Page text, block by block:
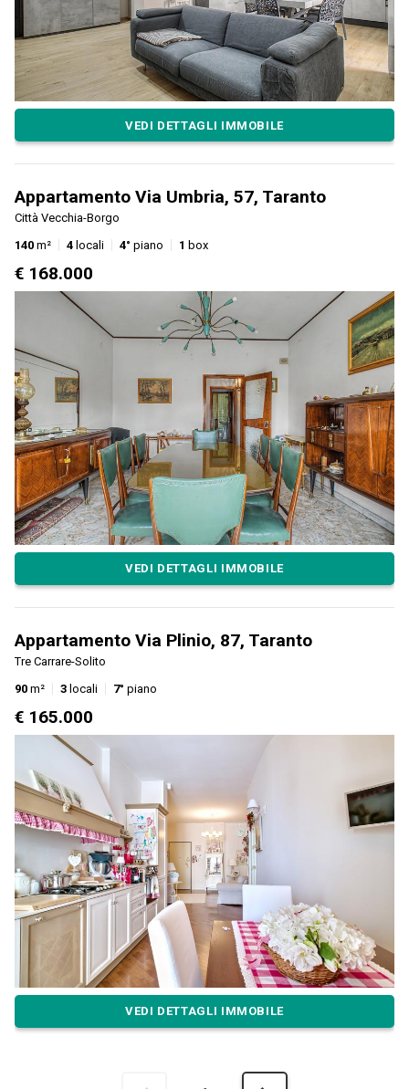
VEDI DETTAGLI IMMOBILE
Appartamento Via Umbria, 57, Taranto
Città Vecchia-Borgo
140 m² 4 locali 4° piano 1 box
€ 168.000
VEDI DETTAGLI IMMOBILE
Appartamento Via Plinio, 87, Taranto
Tre Carrare-Solito
90 m² 3 locali 7° piano
€ 165.000
VEDI DETTAGLI IMMOBILE